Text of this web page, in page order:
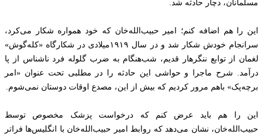
مسلمانان، دچار حادثه شد.
این را هم اضافه کنم؛ امیر حبیب‌الله‌خان که خود همواره شکار می‌کرد،
سرانجام خودش شکار شد و در سال ۱۹۱۹میلادی در شکارگاه «کله‌گوش»
لغمان از توابع ننگرهار قدیم، شب‌هنگام به ضرب گلوله فرد ناشناس از پا
درآمد. شرح ماجرا و حواشی این حادثه را در مطلبی تحت عنوان «امر
برچه‌پک» باهم مرور کردیم که بیش از این، مصدع اوقات دوستان نمی‌شوم‌.
این را هم باید عرض کنم که درخواست پزشک مخصوص توسط
حبیب‌الله‌خان، نشان می‌دهد که روابط امیر حبیب‌الله‌خان با انگلیس‌ها فراتر